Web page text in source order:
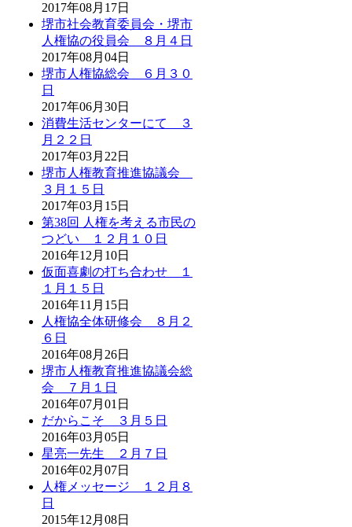
2017年08月17日
堺市社会教育委員会・堺市
人権協の役員会 ８月４日
2017年08月04日
堺市人権協総会 ６月３０
日
2017年06月30日
消費生活センターにて ３
月２２日
2017年03月22日
堺市人権教育推進協議会
３月１５日
2017年03月15日
第38回 人権を考える市民の
つどい １２月１０日
2016年12月10日
仮面喜劇の打ち合わせ １
１月１５日
2016年11月15日
人権協全体研修会 ８月２
６日
2016年08月26日
堺市人権教育推進協議会総
会 ７月１日
2016年07月01日
だからこそ ３月５日
2016年03月05日
星亮一先生 ２月７日
2016年02月07日
人権メッセージ １２月８
日
2015年12月08日